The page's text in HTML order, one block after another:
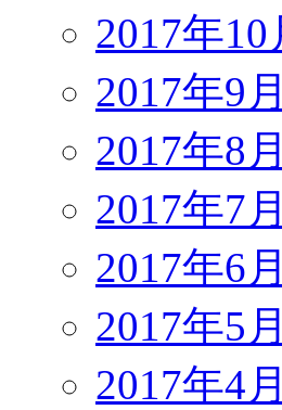
2017年10
2017年9月
2017年8月
2017年7月
2017年6月
2017年5月
2017年4月